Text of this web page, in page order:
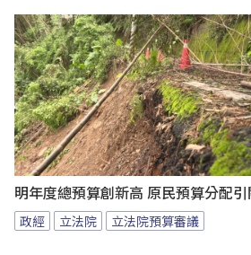
明年度總預算創新高 原民預算分配引
政經 立法院 立法院預算審議